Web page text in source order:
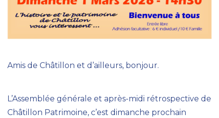
Amis de Châtillon et d’ailleurs, bonjour.
L’Assemblée générale et après-midi rétrospective de
Châtillon Patrimoine, c’est dimanche prochain